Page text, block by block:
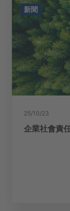
新聞
25/10/23
企業社會責